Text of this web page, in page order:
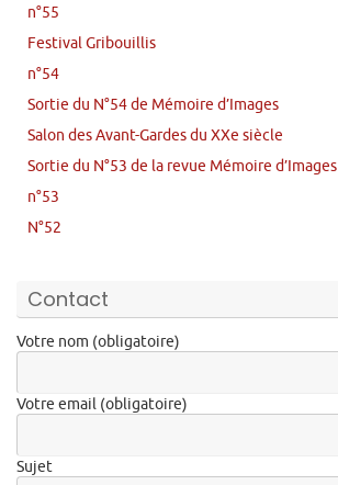
n°55
Festival Gribouillis
n°54
Sortie du N°54 de Mémoire d’Images
Salon des Avant-Gardes du XXe siècle
Sortie du N°53 de la revue Mémoire d’Images
n°53
N°52
Contact
Votre nom (obligatoire)
Votre email (obligatoire)
Sujet